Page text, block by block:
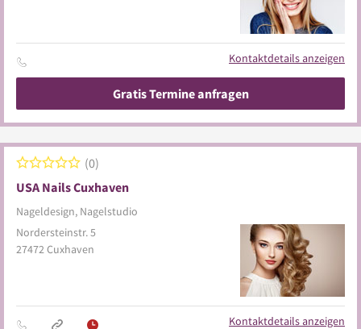
Kontaktdetails anzeigen
Gratis Termine anfragen
USA Nails Cuxhaven
Nageldesign, Nagelstudio
0
Nordersteinstr. 5
27472Cuxhaven
Kontaktdetails anzeigen